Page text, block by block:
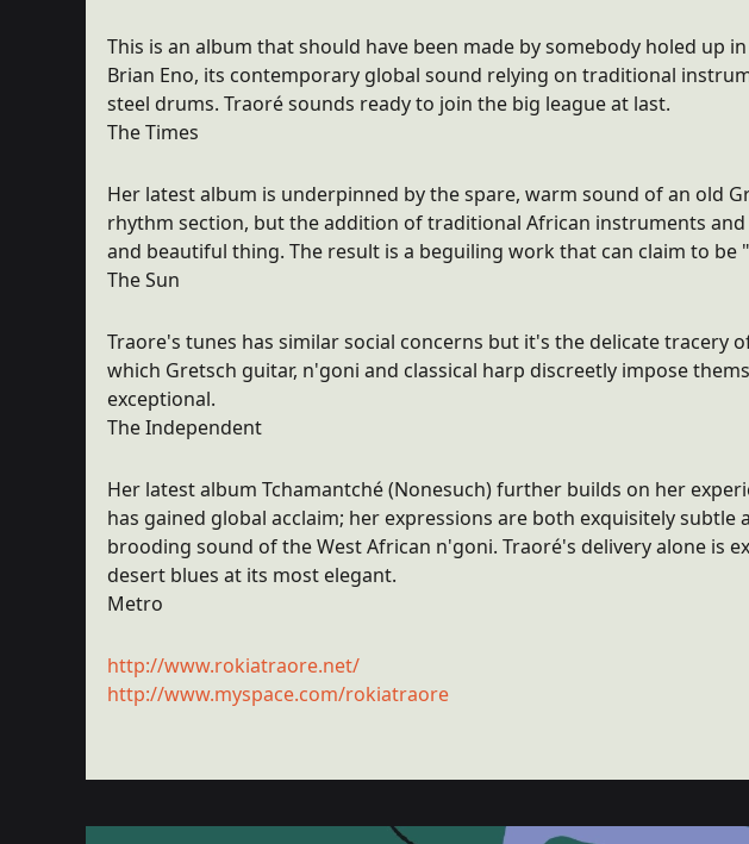
This is an album that should have been made by somebody holed up
Brian Eno, its contemporary global sound relying on traditional
steel drums. Traoré sounds ready to join the big league at last.
The Times
Her latest album is underpinned by the spare, warm sound of an old
rhythm section, but the addition of traditional African instruments and
and beautiful thing. The result is a beguiling work that can claim to be
The Sun
Traore's tunes has similar social concerns but it's the delicate tracery
which Gretsch guitar, n'goni and classical harp discreetly impose
exceptional.
The Independent
Her latest album Tchamantché (Nonesuch) further builds on her
has gained global acclaim; her expressions are both exquisitely subtle
brooding sound of the West African n'goni. Traoré's delivery alone is
desert blues at its most elegant.
Metro
http://www.rokiatraore.net/
http://www.myspace.com/rokiatraore